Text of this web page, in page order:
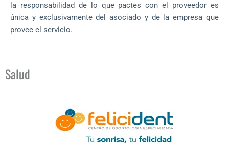
la responsabilidad de lo que pactes con el proveedor es
única y exclusivamente del asociado y de la empresa que
provee el servicio.
Salud